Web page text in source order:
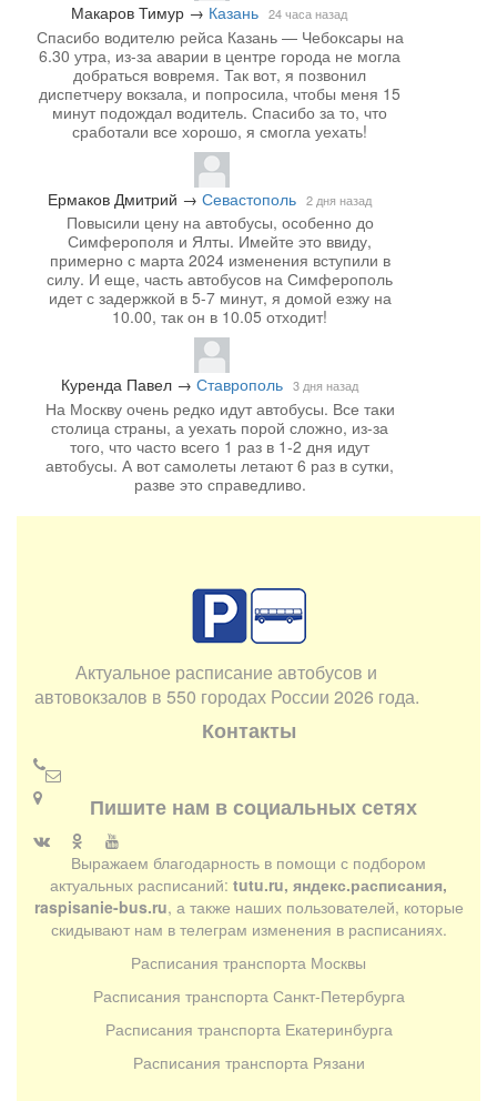
Макаров Тимур → Казань 24 часа назад
Спасибо водителю рейса Казань — Чебоксары на
6.30 утра, из-за аварии в центре города не могла
добраться вовремя. Так вот, я позвонил
диспетчеру вокзала, и попросила, чтобы меня 15
минут подождал водитель. Спасибо за то, что
сработали все хорошо, я смогла уехать!
Ермаков Дмитрий → Севастополь 2 дня назад
Повысили цену на автобусы, особенно до
Симферополя и Ялты. Имейте это ввиду,
примерно с марта 2024 изменения вступили в
силу. И еще, часть автобусов на Симферополь
идет с задержкой в 5-7 минут, я домой езжу на
10.00, так он в 10.05 отходит!
Куренда Павел→ Ставрополь 3 дня назад
На Москву очень редко идут автобусы. Все таки
столица страны, а уехать порой сложно, из-за
того, что часто всего 1 раз в 1-2 дня идут
автобусы. А вот самолеты летают 6 раз в сутки,
разве это справедливо.
Актуальное расписание автобусов и
автовокзалов в 550 городах России 2026 года.
Контакты
Пишите нам в социальных сетях
Выражаем благодарность в помощи с подбором
актуальных расписаний: tutu.ru, яндекс.расписания,
raspisanie-bus.ru, а также наших пользователей, которые
скидывают нам в телеграм изменения в расписаниях.
Расписания транспорта Москвы
Расписания транспорта Санкт-Петербурга
Расписания транспорта Екатеринбурга
Расписания транспорта Рязани